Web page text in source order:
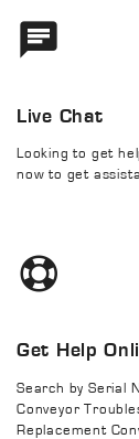
Live Chat
Looking to get
now to get
Get Help
Search by Serial
Conveyor
Replacement